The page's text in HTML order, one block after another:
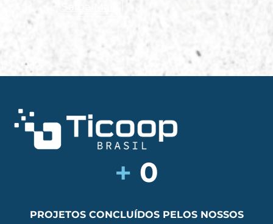
+ 0
PROJETOS CONCLUÍDOS PELOS NOSSOS